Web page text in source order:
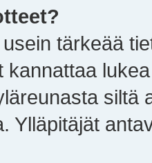
tärkeää
kannattaa
siltä
Ylläpitäjät